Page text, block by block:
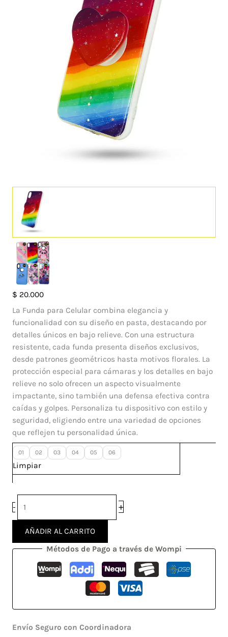
$ 20.000
La Funda para Celular combina elegancia y
funcionalidad con su diseño en pasta, destacando por
detalles únicos en bajo relieve. Con una estructura
resistente, cada funda presenta diseños exclusivos,
desde patrones geométricos hasta motivos florales. La
protección especial para cámaras y los detalles en bajo
relieve no solo ofrecen un aspecto visualmente
impactante, sino también una defensa efectiva contra
caídas y golpes. Personaliza tu dispositivo con estilo y
seguridad, eligiendo entre una variedad de opciones
que reflejen tu personalidad única.
01 02 03 04 05 06
Limpiar
-
Case
OOAK
Suport
Iphone
XS
cantidad
+
AÑADIR AL CARRITO
Métodos de Pago a través de Wompi
Envío Seguro con Coordinadora